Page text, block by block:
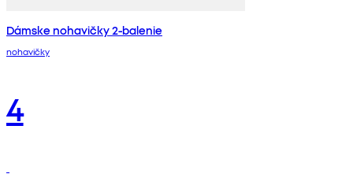
Dámske nohavičky 2-balenie
nohavičky
4